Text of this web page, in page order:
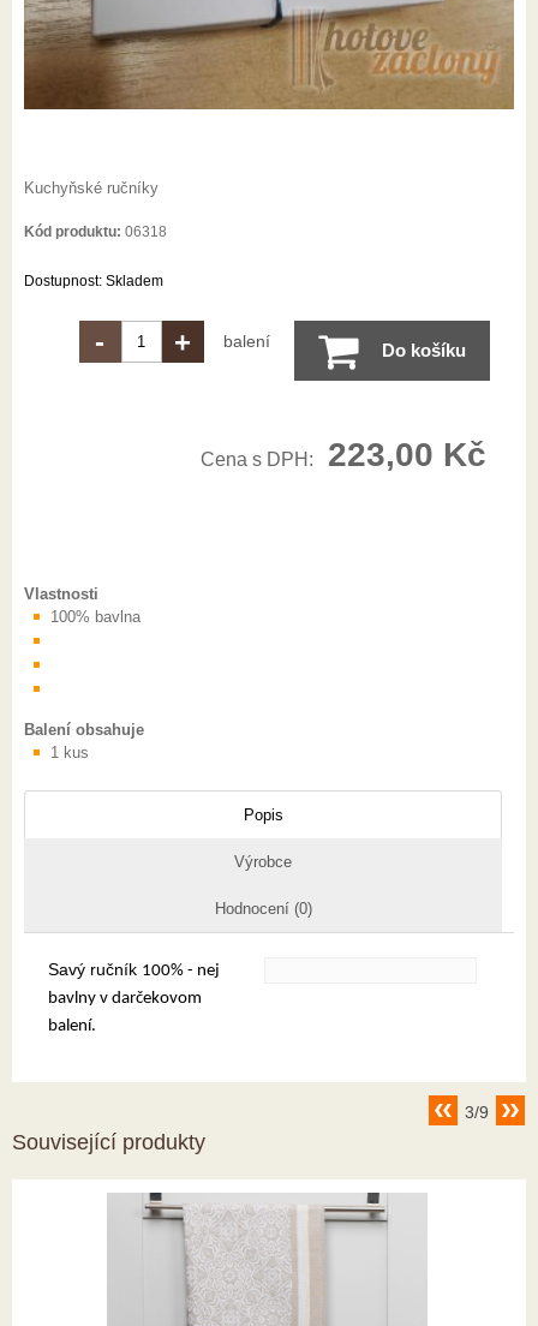
Kuchyňské ručníky
Kód produktu: 06318
Dostupnost: Skladem
- + balení Do košíku
Cena s DPH: 223,00 Kč
Vlastnosti
100% bavlna
Balení obsahuje
1 kus
Popis
Výrobce
Hodnocení (0)
Savý ručník 100% - nej
bavlny v darčekovom
balení.
3/9
Související produkty